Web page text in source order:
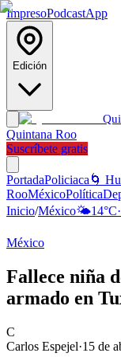
ImpresoPodcastApp
Edición
Quintana Roo
Suscríbete gratis
PortadaPoliciaca 🌀
RooMéxicoPolítica
Inicio/México🌤️14°C·
México
Fallece niña
armado en
C
Carlos Espejel·15 de